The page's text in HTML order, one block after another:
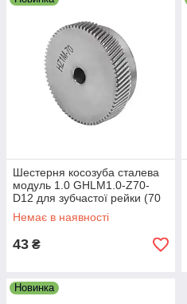
Шестерня косозуба сталева
модуль 1.0 GHLM1.0-Z70-
D12 для зубчастої рейки (70
зубів, діам. 12 мм)
Немає в наявності
43 ₴
Новинка